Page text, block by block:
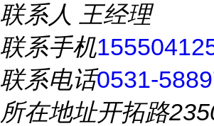
联系人 王经理
联系手机
联系电话0531-
所在地址开拓路